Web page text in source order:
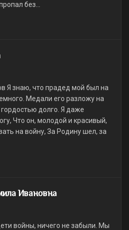
без...
Я знаю, что прадед мой был на
Медали его разложу на
долго. Я даже
Что он, молодой и красивый,
на войну, За Родину шел, за
Ивановна
войны, ничего не забыли. Мы